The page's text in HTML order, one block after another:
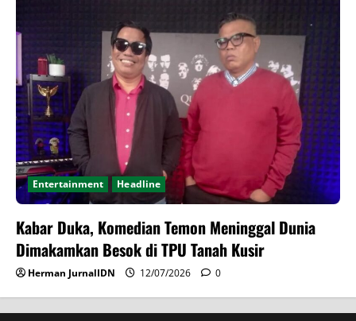
Entertainment Headline
Kabar Duka, Komedian Temon Meninggal Dunia
Dimakamkan Besok di TPU Tanah Kusir
Herman JurnalIDN 12/07/2026 0